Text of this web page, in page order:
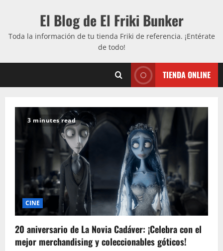
El Blog de El Friki Bunker
Toda la información de tu tienda Friki de referencia. ¡Entérate
de todo!
TIENDA ONLINE
3 minutes read
CINE
20 aniversario de La Novia Cadáver: ¡Celebra con el
mejor merchandising y coleccionables góticos!